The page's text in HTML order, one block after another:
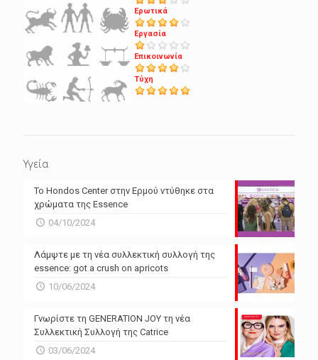
Ερωτικά
Εργασία
Επικοινωνία
Τύχη
Υγεία
Το Hondos Center στην Ερμού ντύθηκε στα
χρώματα της Essence
04/10/2024
Λάμψτε με τη νέα συλλεκτική συλλογή της
essence: got a crush on apricots
10/06/2024
Γνωρίστε τη GENERATION JOY τη νέα
Συλλεκτική Συλλογή της Catrice
03/06/2024